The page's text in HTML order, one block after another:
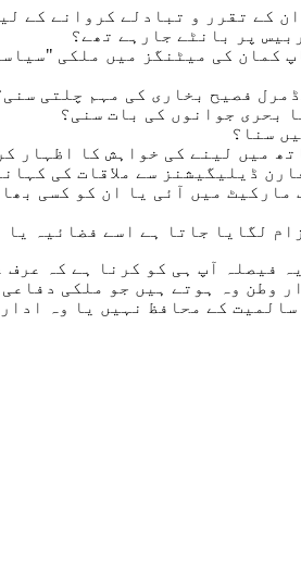
کمان کی میٹنگز میں ملکی
فیصلہ آپ ہی کو کرنا ہے کہ
وطن وہ ہوتے ہیں جو ملکی
کے محافظ نہیں یا وہ